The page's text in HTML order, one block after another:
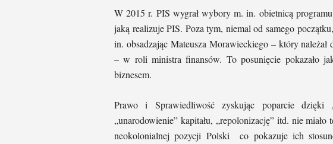
W 2015 r. PIS wygrał wybory m. in. obietnicą
jaką realizuje PIS. Poza tym, niemal od samego
in. obsadzając Mateusza Morawieckiego – który
– w roli ministra finansów. To posunięcie pokazało
biznesem.
Prawo i Sprawiedliwość zyskując poparcie dzięki
„unarodowienie” kapitału, „repolonizację” itd. nie
neokolonialnej pozycji Polski co pokazuje ich